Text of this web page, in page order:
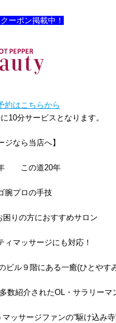
ーポン掲載中！
約はこちらから
10分サービスとなります。
ジなら当店へ】
年 この道20年
腕プロの手技
りの方におすすめサロン
マッサージにも対応！
ビル９階にある一癒(ひとやす
数紹介されたOL・サラリーマ
ッサージファンの“駆け込み寺